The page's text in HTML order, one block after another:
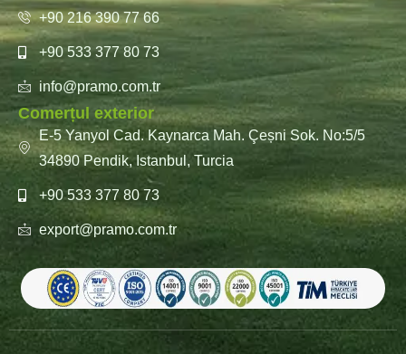
+90 216 390 77 66
+90 533 377 80 73
info@pramo.com.tr
Comerțul exterior
E-5 Yanyol Cad. Kaynarca Mah. Çeșni Sok. No:5/5
34890 Pendik, Istanbul, Turcia
+90 533 377 80 73
export@pramo.com.tr